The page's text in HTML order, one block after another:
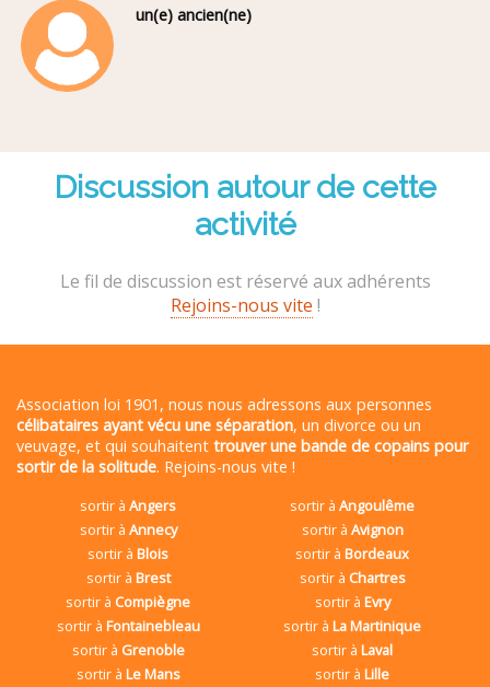
un(e) ancien(ne)
Discussion autour de cette
activité
Le fil de discussion est réservé aux adhérents
Rejoins-nous vite !
Association loi 1901, nous nous adressons aux personnes
célibataires ayant vécu une séparation, un divorce ou un
veuvage, et qui souhaitent trouver une bande de copains pour
sortir de la solitude. Rejoins-nous vite !
sortir àAngers sortir àAngoulême
sortir à Annecy sortir à Avignon
sortir àBlois sortir àBordeaux
sortir à Brest sortir à Chartres
sortir à Compiègne sortir à Evry
sortir à Fontainebleau sortir àLa Martinique
sortir à Grenoble sortir àLaval
sortir à Le Mans sortir àLille